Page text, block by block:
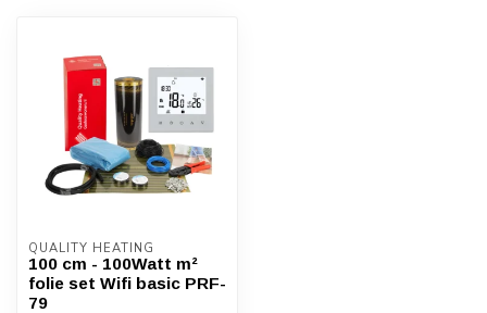
QUALITY HEATING
100 cm - 100Watt m²
folie set Wifi basic PRF-
79